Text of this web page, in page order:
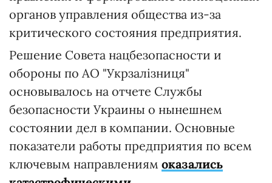
органов управления общества из-за
критического состояния предприятия.
Решение Совета нацбезопасности и
обороны по АО "Укрзалізниця"
основывалось на отчете Службы
безопасности Украины о нынешнем
состоянии дел в компании. Основные
показатели работы предприятия по всем
ключевым направлениям оказались